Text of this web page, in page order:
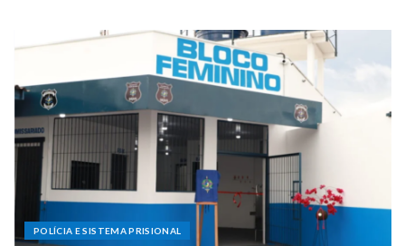
POLÍCIA E SISTEMA PRISIONAL